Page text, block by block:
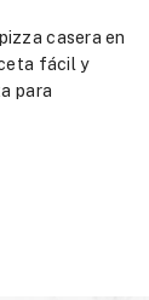
casera en
fácil y
para